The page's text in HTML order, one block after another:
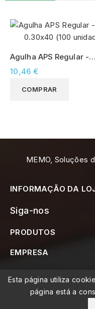
Agulha APS Regular -
Branca 0.30x40 (100
unidades)
10,46 €
COMPRAR
MEMO, Soluções
INFORMAÇÃO DA
Siga-nos
Esta página utiliza
página está a
PRODUTOS
EMPRESA